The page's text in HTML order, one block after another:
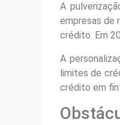
A
empresas de
crédito. Em
A
limites de
crédito em